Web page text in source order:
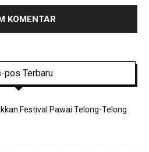
pos Terbaru
Festival Pawai Telong-Telong